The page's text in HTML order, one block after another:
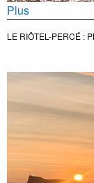
Plus
LE RIÔTEL-PERCÉ :